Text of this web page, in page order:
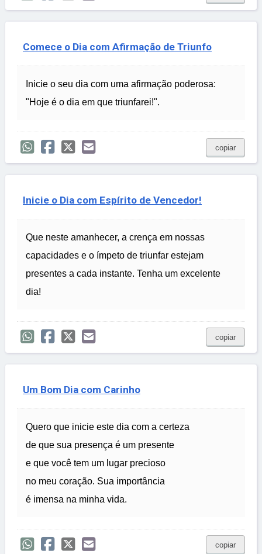
Comece o Dia com Afirmação de Triunfo
Inicie o seu dia com uma afirmação poderosa:
"Hoje é o dia em que triunfarei!".
copiar
Inicie o Dia com Espírito de Vencedor!
Que neste amanhecer, a crença em nossas
capacidades e o ímpeto de triunfar estejam
presentes a cada instante. Tenha um excelente
dia!
copiar
Um Bom Dia com Carinho
Quero que inicie este dia com a certeza
de que sua presença é um presente
e que você tem um lugar precioso
no meu coração. Sua importância
é imensa na minha vida.
copiar